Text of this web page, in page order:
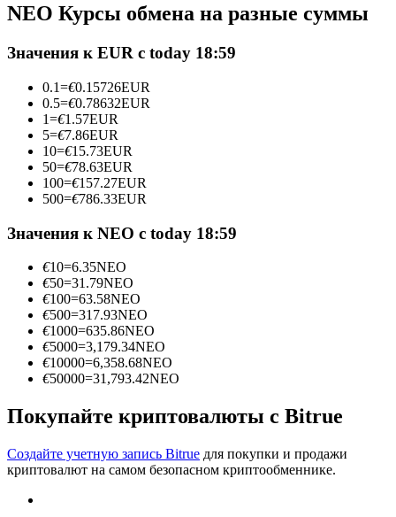
Копирование торговли
за копи-трейдинг
Информация
Анализ больших данных, включая торговую информацию
NEO Курсы обмена на разные суммы
Значения к EUR с today 18:59
0.1=€0.15726EUR
0.5=€0.78632EUR
1=€1.57EUR
5=€7.86EUR
10=€15.73EUR
50=€78.63EUR
100=€157.27EUR
500=€786.33EUR
Значения к NEO с today 18:59
€10=6.35NEO
€50=31.79NEO
€100=63.58NEO
€500=317.93NEO
€1000=635.86NEO
€5000=3,179.34NEO
€10000=6,358.68NEO
€50000=31,793.42NEO
Покупайте криптовалюты с Bitrue
Создайте учетную запись Bitrue для покупки и продажи
криптовалют на самом безопасном криптообменнике.